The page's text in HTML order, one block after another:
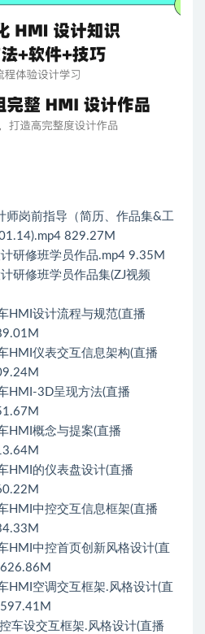
岗前指导（简历、作品集&工
829.27M
研修班学员作品.mp4 9.35M
研修班学员作品集(ZJ视频
HMI设计流程与规范(直播
HMI仪表交互信息架构(直播
HMI-3D呈现方法(直播
HMI概念与提案(直播
HMI的仪表盘设计(直播
HMI中控交互信息框架(直播
HMI中控首页创新风格设计(直
HMI空调交互框架.风格设计(直
车设交互框架.风格设计(直播